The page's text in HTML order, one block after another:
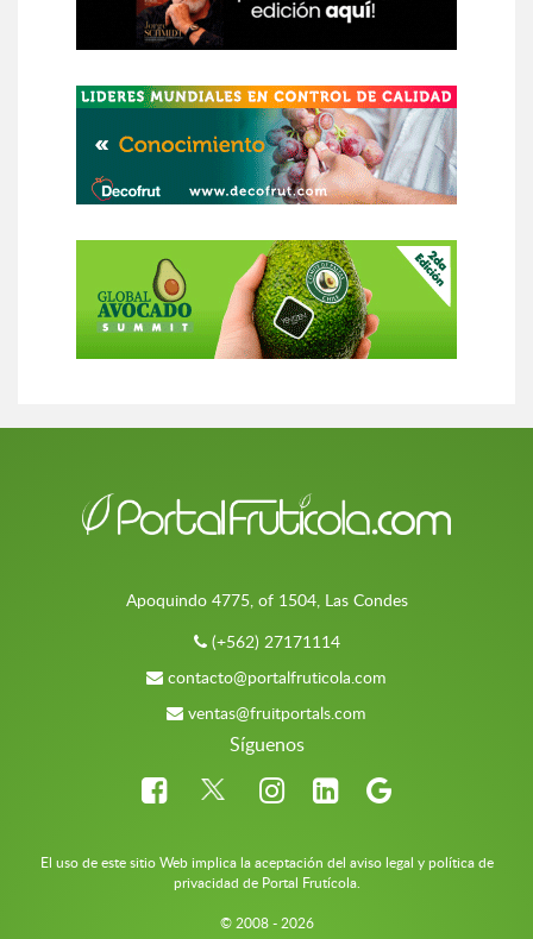
Apoquindo 4775, of 1504, Las Condes
(+562) 27171114
contacto@portalfruticola.com
ventas@fruitportals.com
Síguenos
El uso de este sitio Web implica la aceptación del aviso legal y política de
privacidad de Portal Frutícola.
© 2008 - 2026